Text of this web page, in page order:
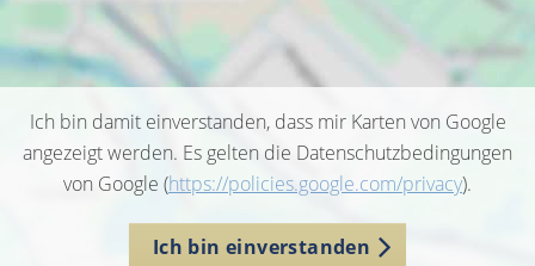
Ich bin damit einverstanden, dass mir Karten von Google
angezeigt werden. Es gelten die Datenschutzbedingungen
von Google (https://policies.google.com/privacy).
Ich bin einverstanden